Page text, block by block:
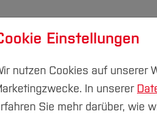
Transferprojekte
ist ein Projekt
Einstellungen
nutzen Cookies auf unserer
In unserer
Sie mehr darüber, wie